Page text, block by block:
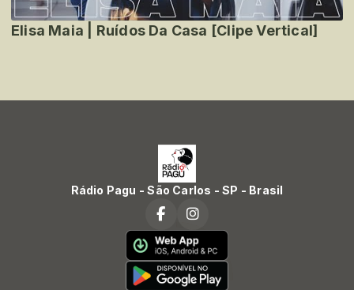
Elisa Maia | Ruídos Da Casa [Clipe Vertical]
Rádio Pagu - São Carlos - SP - Brasil